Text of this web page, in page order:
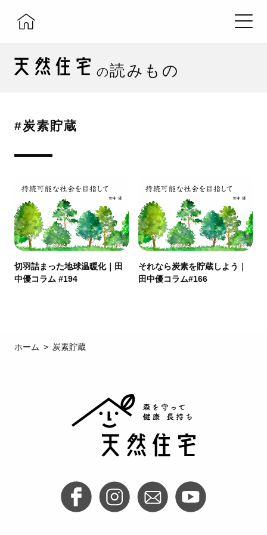
の読みもの
#炭素貯蔵
切羽詰まった地球温暖化｜田
中優コラム #194
それなら炭素を貯蔵しよう｜
田中優コラム#166
ホーム 炭素貯蔵